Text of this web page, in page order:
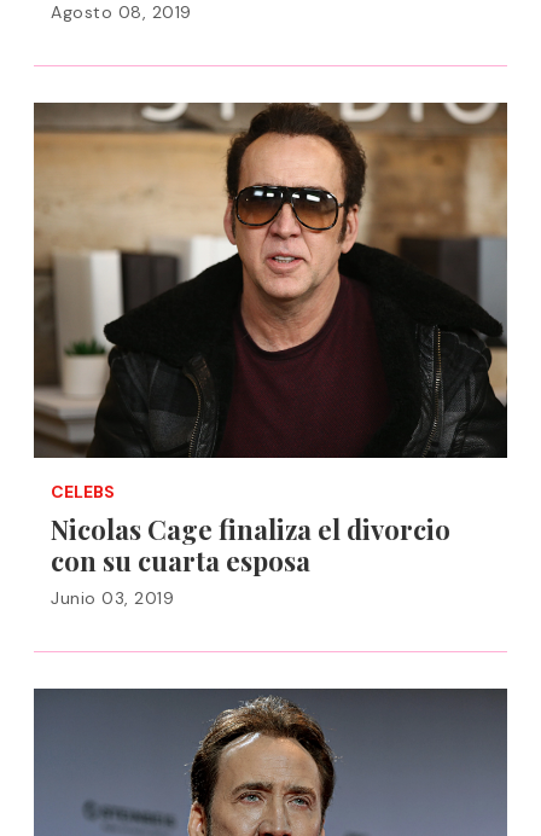
Agosto 08, 2019
CELEBS
Nicolas Cage finaliza el divorcio
con su cuarta esposa
Junio 03, 2019